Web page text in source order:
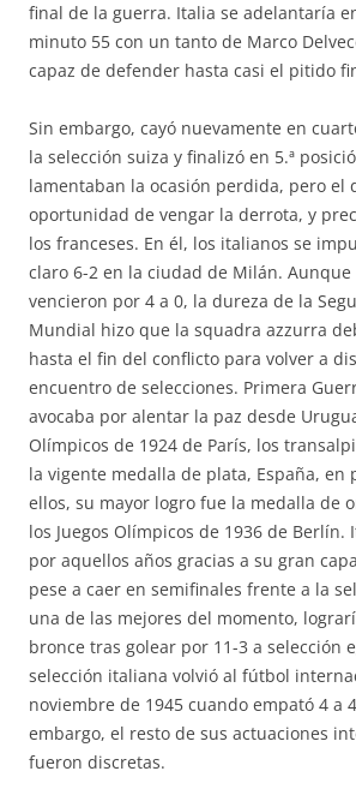
final de la guerra. Italia se adelantaría
minuto 55 con un tanto de Marco
capaz de defender hasta casi el pitido
Sin embargo, cayó nuevamente en
la selección suiza y finalizó en 5.ª
lamentaban la ocasión perdida, pero el
oportunidad de vengar la derrota, y
los franceses. En él, los italianos se
claro 6-2 en la ciudad de Milán.
vencieron por 4 a 0, la dureza de la
Mundial hizo que la squadra azzurra
hasta el fin del conflicto para volver a
encuentro de selecciones. Primera
avocaba por alentar la paz desde
Olímpicos de 1924 de París, los
la vigente medalla de plata, España, en
ellos, su mayor logro fue la medalla de
los Juegos Olímpicos de 1936 de Berlín.
por aquellos años gracias a su gran
pese a caer en semifinales frente a la
una de las mejores del momento,
bronce tras golear por 11-3 a selección
selección italiana volvió al fútbol
noviembre de 1945 cuando empató 4 a
embargo, el resto de sus actuaciones
fueron discretas.